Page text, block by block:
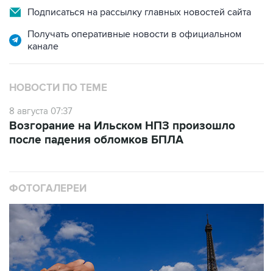
Получать оперативные новости в официальном
НОВОСТИ ПО ТЕМЕ
8 августа 07:37
после падения обломков БПЛА